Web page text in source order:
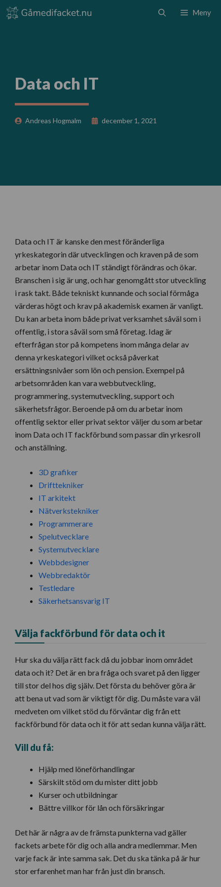
Hoppa
till
Meny
Data och IT
Andreas Hogmalm december 1, 2021
Data och IT är kanske den mest föränderliga
yrkeskategorin där utvecklingen och kraven på de som
arbetar inom Data och IT ständigt förändras och ökar.
Branschen i sig är ung, och har genomgått stor utveckling
i rask takt. Både tekniskt kunnande och social förmåga
värderas högt och krav på akademisk examen är vanligt.
Du kan arbeta inom både privat verksamhet såväl som i
offentlig, i stora såväl som små företag. Idag är
efterfrågan stor på kompetens inom många delar av
denna yrkeskategori vilket också påverkat
ersättningsnivåer som lön och pension. Exempel på
arbetsområden kan vara webbutveckling,
programmering, systemutveckling, support och
säkerhetsfrågor. Beroende på om du arbetar inom
offentlig sektor eller privat sektor väljer du som arbetar
inom Data och IT fackförbund som passar din yrkesroll
och anställning.
3D grafiker
Drifttekniker
IT arkitekt
Nätverkstekniker
Programmerare
Spelutvecklare
Systemutvecklare
Webbdesigner
Webbredaktör
Testledare
Säkerhetsansvarig IT
Välja fackförbund för data och it
Hur ska du välja rätt fack då du jobbar inom området
data och it? Det är en bra fråga och svaret på den ligger
till stor del hos dig själv. Det första du behöver göra är
att bena ut vad som är viktigt för dig. Du måste vara väl
medveten om vilket stöd du förväntar dig från ett
fackförbund för data och it för att sedan kunna välja rätt.
Vill du få:
Hjälp med löneförhandlingar
Särskilt stöd om du mister ditt jobb
Kurser och utbildningar
Bättre villkor för lån och försäkringar
Det här är några av de främsta punkterna vad gäller
fackets arbete för dig och alla andra medlemmar. Men
varje fack är inte samma sak. Det du ska tänka på är hur
stor erfarenhet man har från just din bransch.